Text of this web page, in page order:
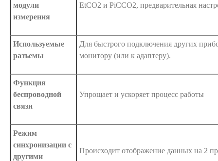
модули
измерения
EtCO2 и PiCCO2, предварительная
Используемые
разъемы
Для быстрого подключения других
монитору (или к адаптеру).
Функция
беспроводной
связи
Упрощает и ускоряет процесс работы
Режим
синхронизации с
другими
Происходит отображение данных на 2